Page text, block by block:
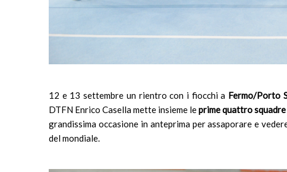
12 e 13 settembre un rientro con i fiocchi a Fermo/Porto
DTFN Enrico Casella mette insieme leprime quattro
grandissima occasione in anteprima per assaporare e
del mondiale.